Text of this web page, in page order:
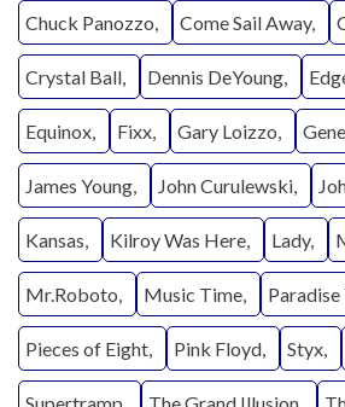
Chuck Panozzo Come Sail Away
Crystal Ball Dennis DeYoung
Equinox Fixx Gary Loizzo
James Young John Curulewski
Kansas Kilroy Was Here Lady
Mr.Roboto Music Time
Pieces of Eight Pink Floyd Styx